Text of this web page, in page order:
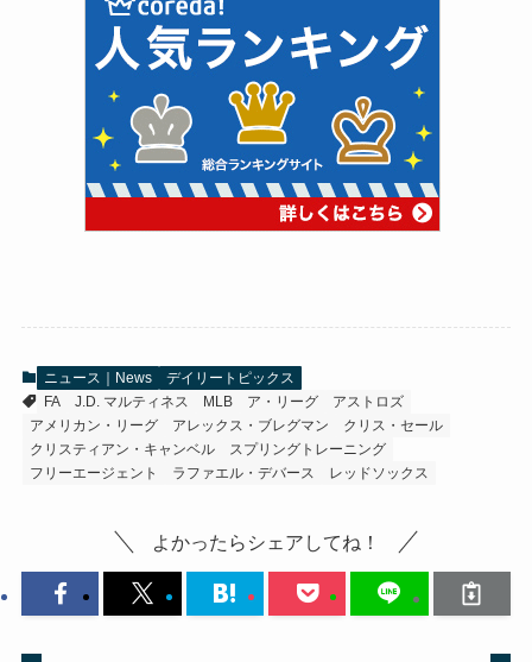
ニュース｜News
デイリートピックス
FA
J.D. マルティネス MLB ア・リーグ
アストロズ
アメリカン・リーグ
アレックス・ブレグマン
クリス・セール
クリスティアン・キャンベル
スプリングトレーニング
フリーエージェント
ラファエル・デバース レッドソックス
よかったらシェアしてね！